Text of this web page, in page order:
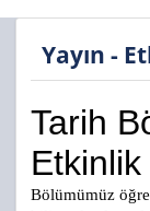
Yayın -